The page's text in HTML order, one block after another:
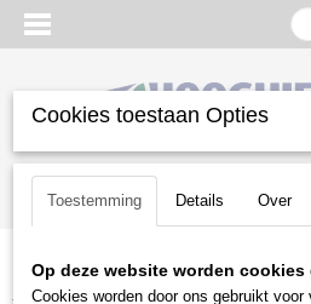
Inloggen Registreren
Home >Reiniging> Hogedrukreinigers
Cookies toestaan Opties
Toestemming Details Over
Op deze website worden
Cookies worden door ons gebruikt